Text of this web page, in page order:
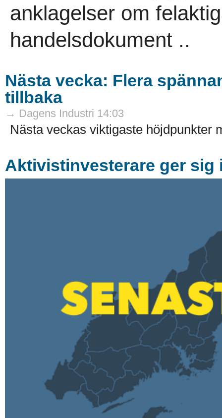
anklagelser om
handelsdokument ..
Nästa vecka: Flera
tillbaka
→ Dagens Industri 14:03
Nästa veckas viktigaste höjdpunkter
Aktivistinvesterare ger sig